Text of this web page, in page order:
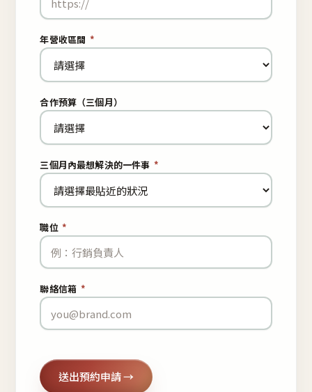
年營收區間 *
合作預算（三個月）
三個月內最想解決的一件事 *
職位 *
聯絡信箱 *
送出預約申請 →